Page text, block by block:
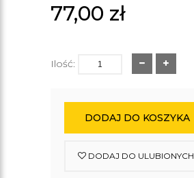
77,00 zł
Ilość:
DODAJ DO KOSZYKA
DODAJ DO ULUBIONYCH